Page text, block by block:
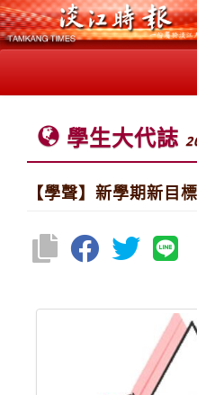
學生大代誌
【學聲】新學期新目標